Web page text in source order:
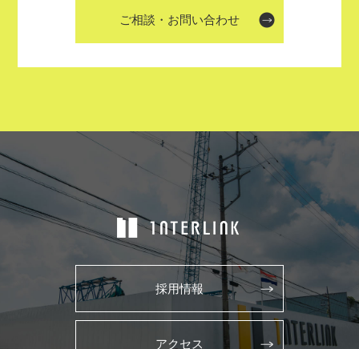
ご相談・お問い合わせ
採用情報
アクセス